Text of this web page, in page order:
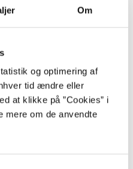
Om
og optimering af
tid ændre eller
at klikke på ”Cookies” i
mere om de anvendte